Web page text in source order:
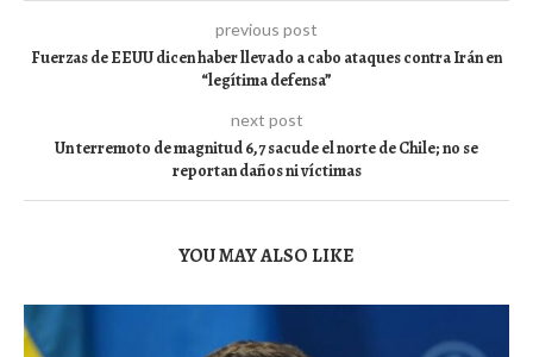
previous post
Fuerzas de EEUU dicen haber llevado a cabo ataques contra Irán en
“legítima defensa”
next post
Un terremoto de magnitud 6,7 sacude el norte de Chile; no se
reportan daños ni víctimas
YOU MAY ALSO LIKE